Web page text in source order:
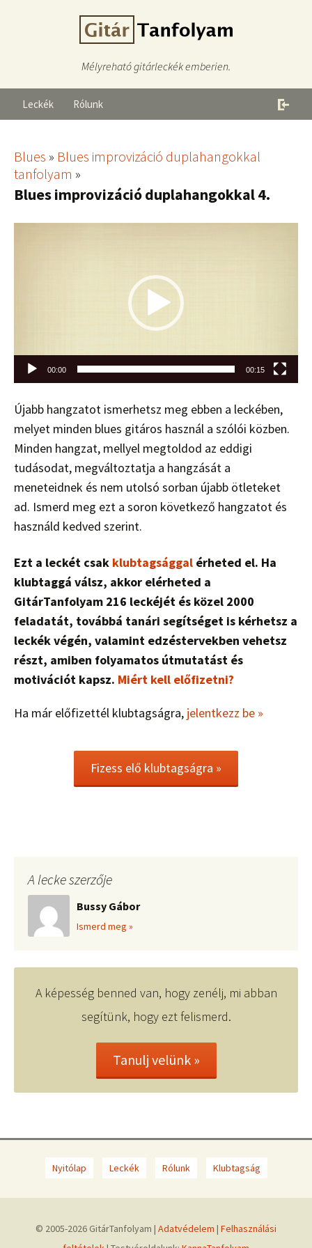
Mélyreható gitárleckék emberien.
Leckék Rólunk
Blues » Blues improvizáció duplahangokkal
tanfolyam »
Blues improvizáció duplahangokkal 4.
00:00 00:15
Újabb hangzatot ismerhetsz meg ebben a leckében,
melyet minden blues gitáros használ a szólói közben.
Minden hangzat, mellyel megtoldod az eddigi
tudásodat, megváltoztatja a hangzását a
meneteidnek és nem utolsó sorban újabb ötleteket
ad. Ismerd meg ezt a soron következő hangzatot és
használd kedved szerint.
Ezt a leckét csak klubtagsággal érheted el. Ha
klubtaggá válsz, akkor elérheted a
GitárTanfolyam 216 leckéjét és közel 2000
feladatát, továbbá tanári segítséget is kérhetsz a
leckék végén, valamint edzéstervekben vehetsz
részt, amiben folyamatos útmutatást és
motivációt kapsz. Miért kell előfizetni?
Ha már előfizettél klubtagságra, jelentkezz be »
Fizess elő klubtagságra »
A lecke szerzője
Bussy Gábor
Ismerd meg »
A képesség benned van, hogy zenélj, mi abban
segítünk, hogy ezt felismerd.
Tanulj velünk »
Nyitólap Leckék Rólunk Klubtagság
© 2005-2026 GitárTanfolyam | Adatvédelem | Felhasználási